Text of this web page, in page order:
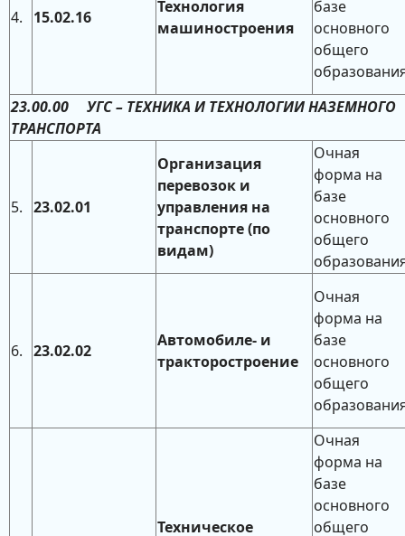
4. 15.02.16
Технология
машиностроения
базе
основного
общего
23.00.00 УГС – ТЕХНИКА И ТЕХНОЛОГИИ НАЗЕМНОГО
ТРАНСПОРТА
5. 23.02.01
Организация
перевозок и
управления на
транспорте (по
видам)
Очная
форма на
базе
основного
общего
6. 23.02.02
Автомобиле- и
тракторостроение
Очная
форма на
базе
основного
общего
Техническое
Очная
форма на
базе
основного
общего